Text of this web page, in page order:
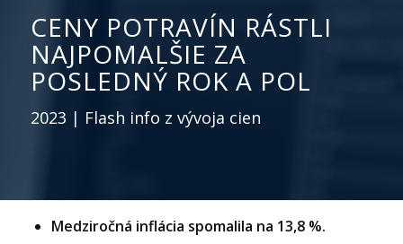
CENY POTRAVÍN RÁSTLI
NAJPOMALŠIE ZA
POSLEDNÝ ROK A POL
2023 | Flash info z vývoja cien
Medziročná inflácia spomalila na 13,8 %.